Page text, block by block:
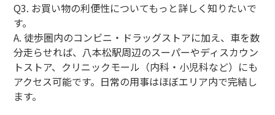
Q3. お買い物の利便性についてもっと詳しく知りたいで
す。
A. 徒歩圏内のコンビニ・ドラッグストアに加え、車を数
分走らせれば、八本松駅周辺のスーパーやディスカウン
トストア、クリニックモール（内科・小児科など）にも
アクセス可能です。日常の用事はほぼエリア内で完結し
ます。